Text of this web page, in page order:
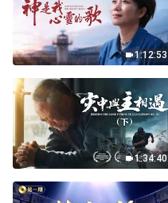
1:12:53
1:34:40